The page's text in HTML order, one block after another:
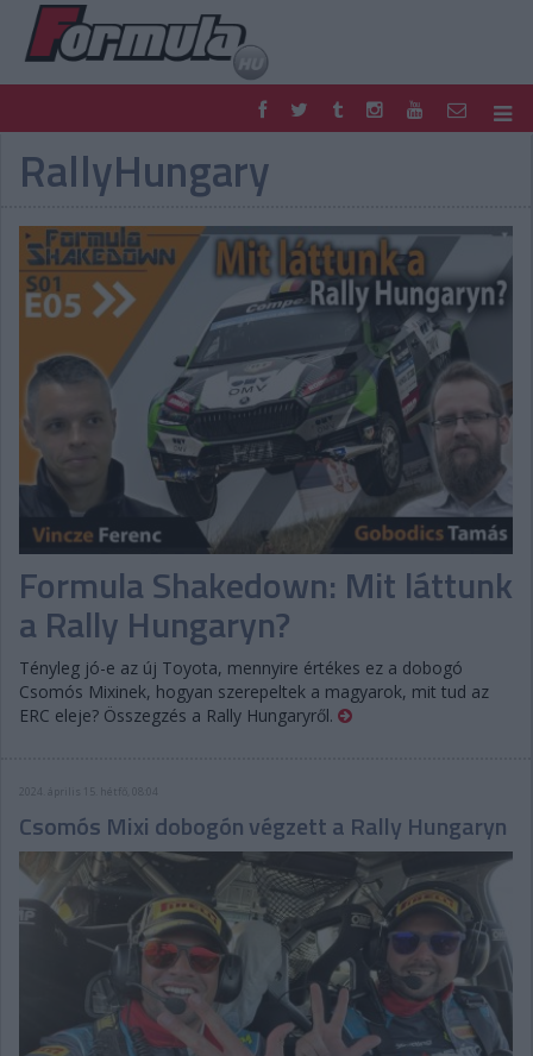
F1
FORMULA
RETRO
EGYÉB
PODCAST
SHOP
LIVE
TIPPJÁTÉK
DIGITÁLIS MAGAZIN
VERSENYNAPTÁRAK
RallyHungary
Formula Shakedown: Mit láttunk
a Rally Hungaryn?
Tényleg jó-e az új Toyota, mennyire értékes ez a dobogó
Csomós Mixinek, hogyan szerepeltek a magyarok, mit tud az
ERC eleje? Összegzés a Rally Hungaryről.
2024. április 15. hétfő, 08:04
Csomós Mixi dobogón végzett a Rally Hungaryn